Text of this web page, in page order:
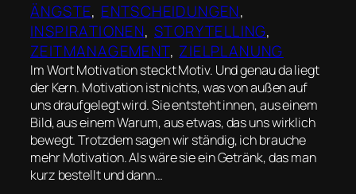
ÄNGSTE, ENTSCHEIDUNGEN
INSPIRATIONEN, STORYTELLING
ZEITMANAGEMENT, ZIELPLANUNG
Im Wort Motivation steckt Motiv. Und genau da liegt
der Kern. Motivation ist nichts, was von außen auf
uns draufgelegt wird. Sie entsteht innen, aus einem
Bild, aus einem Warum, aus etwas, das uns wirklich
bewegt. Trotzdem sagen wir ständig, ich brauche
mehr Motivation. Als wäre sie ein Getränk, das man
kurz bestellt und dann…